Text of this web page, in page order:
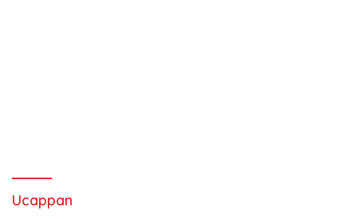
Ucappan